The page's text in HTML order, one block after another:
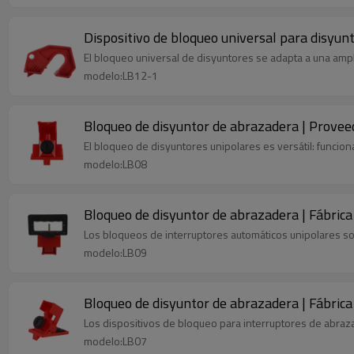
Dispositivo de bloqueo universal para
El bloqueo universal de disyuntores se adapta a una
modelo:LB12-1
Bloqueo de disyuntor de abrazadera |
El bloqueo de disyuntores unipolares es versátil:
modelo:LB08
Bloqueo de disyuntor de abrazadera |
Los bloqueos de interruptores automáticos unipolares
modelo:LB09
Bloqueo de disyuntor de abrazadera |
Los dispositivos de bloqueo para interruptores de
modelo:LB07